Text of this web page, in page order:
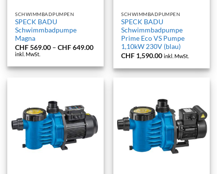
SCHWIMMBADPUMPEN
SPECK BADU
Schwimmbadpumpe
Magna
CHF569.00 –CHF649.00Preisspanne:
CHF 569.00
CHF 649.00
inkl. MwSt.
SCHWIMMBADPUMPEN
SPECK BADU
Schwimmbadpumpe
Prime Eco VS Pumpe
1,10kW 230V (blau)
CHF 1,590.00 inkl. MwSt.